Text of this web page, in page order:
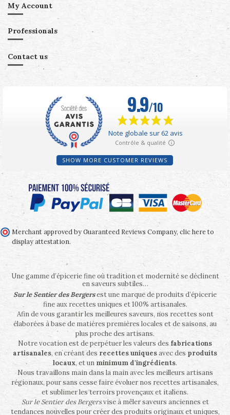
My Account
Professionals
Contact us
SHOW MORE CUSTOMER REVIEWS
Merchant approved by Guaranteed Reviews Company, clic here to
display attestation.
Une gamme d’épicerie fine où tradition et modernité se déclinent
en saveurs subtiles…
Sur le Sentier des Bergersest une marque de produits d’épicerie
fine aux recettes uniques et 100% artisanales.
Afin de vous garantir les meilleures saveurs, nos recettes sont
élaborées à base de matières premières locales et de saisons, au
plus proche des artisans.
Notre vocation est de perpétuer les valeurs des fabrications
artisanales, en créant des recettes uniquesavec des produits
locaux, et un minimum d'ingrédients.
Nous travaillons main dans la main avec les meilleurs artisans
régionaux, pour sans cesse faire évoluer nos recettes artisanales,
et sublimer les terroirs provençaux et italiens.
Sur le Sentier des Bergersvise à mêler saveurs anciennes et
tendances nouvelles pour créer des produits originaux et uniques,